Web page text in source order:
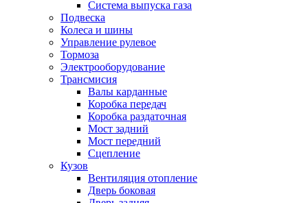
Система выпуска газа
Подвеска
Колеса и шины
Управление рулевое
Тормоза
Электрооборудование
Трансмисия
Валы карданные
Коробка передач
Коробка раздаточная
Мост задний
Мост передний
Сцепление
Кузов
Вентиляция отопление
Дверь боковая